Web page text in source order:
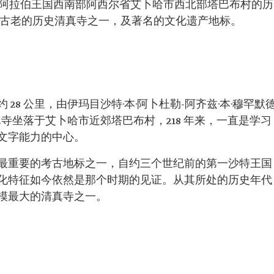
拉伯王国西南部阿西尔省艾卜哈市西北部塔巴布村的历
老的历史清真寺之一，及著名的文化遗产地标。
公里，由伊玛目沙特·本·阿卜杜勒-阿齐兹·本·穆罕默
坐落于艾卜哈市近郊塔巴布村，218 年来，一直是学习
能力的中心。
重要的考古地标之一，自约三个世纪前的第一沙特王国
特征如今依然是那个时期的见证。从其所处的历史年代
大的清真寺之一。